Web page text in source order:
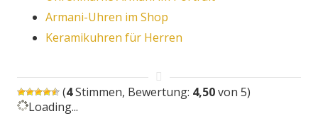
Armani-Uhren im Shop
Keramikuhren für Herren
(4Stimmen, Bewertung: 4,50von 5)
Loading...